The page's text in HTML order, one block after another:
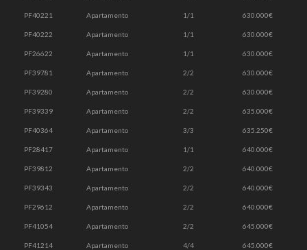
PF40221 Apartamento 1/1 630.000€
PF40222 Apartamento 1/1 630.000€
PF26622 Apartamento 1/1 630.000€
PF39781 Apartamento 2/2 630.000€
PF39280 Apartamento 2/2 630.000€
PF39339 Apartamento 2/2 635.000€
PF40364 Apartamento 3/3 635.250€
PF28417 Apartamento 1/1 640.000€
PF39812 Apartamento 2/2 640.000€
PF39343 Apartamento 2/2 640.000€
PF29612 Apartamento 2/2 640.000€
PF41054 Apartamento 2/2 645.000€
PF41214 Apartamento 4/4 645.000€